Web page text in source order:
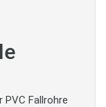
PVC Fallrohre